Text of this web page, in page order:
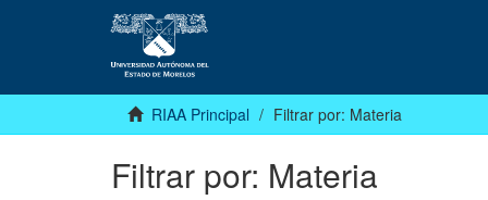
RIAA Principal Filtrar por: Materia
Filtrar por: Materia